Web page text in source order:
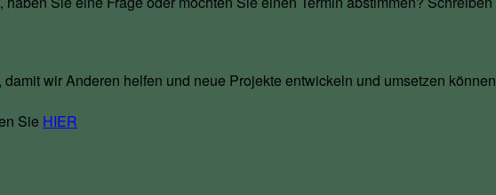
wir Anderen helfen und neue Projekte entwickeln und umsetzen
Sie HIER